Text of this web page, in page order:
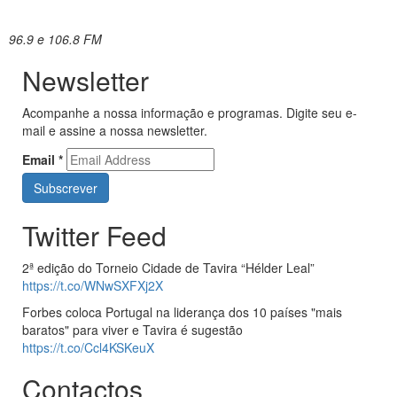
96.9 e 106.8 FM
Newsletter
Acompanhe a nossa informação e programas. Digite seu e-
mail e assine a nossa newsletter.
Email *
Twitter Feed
2ª edição do Torneio Cidade de Tavira “Hélder Leal”
https://t.co/WNwSXFXj2X
Forbes coloca Portugal na liderança dos 10 países "mais
baratos" para viver e Tavira é sugestão
https://t.co/Ccl4KSKeuX
Contactos